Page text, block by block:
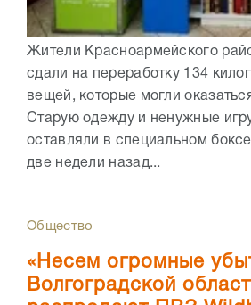
Жители Красноармейского
сдали на переработку 134
вещей, которые могли
Старую одежду и ненужные
оставляли в специальном
две недели назад...
Общество
«Несем огромные
Волгоградской